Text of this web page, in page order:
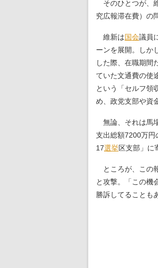
そのひとつが、
究広報滞在費）の
維新は国会議員
ーンを展開。しか
した際、在職期間
ていた文通費の使
という「セルフ領
め、政党支部や資
無論、それは馬
支出総額7200万円
17選挙区支部」に
ところが、この
と攻撃。「この機
勝訴してることも